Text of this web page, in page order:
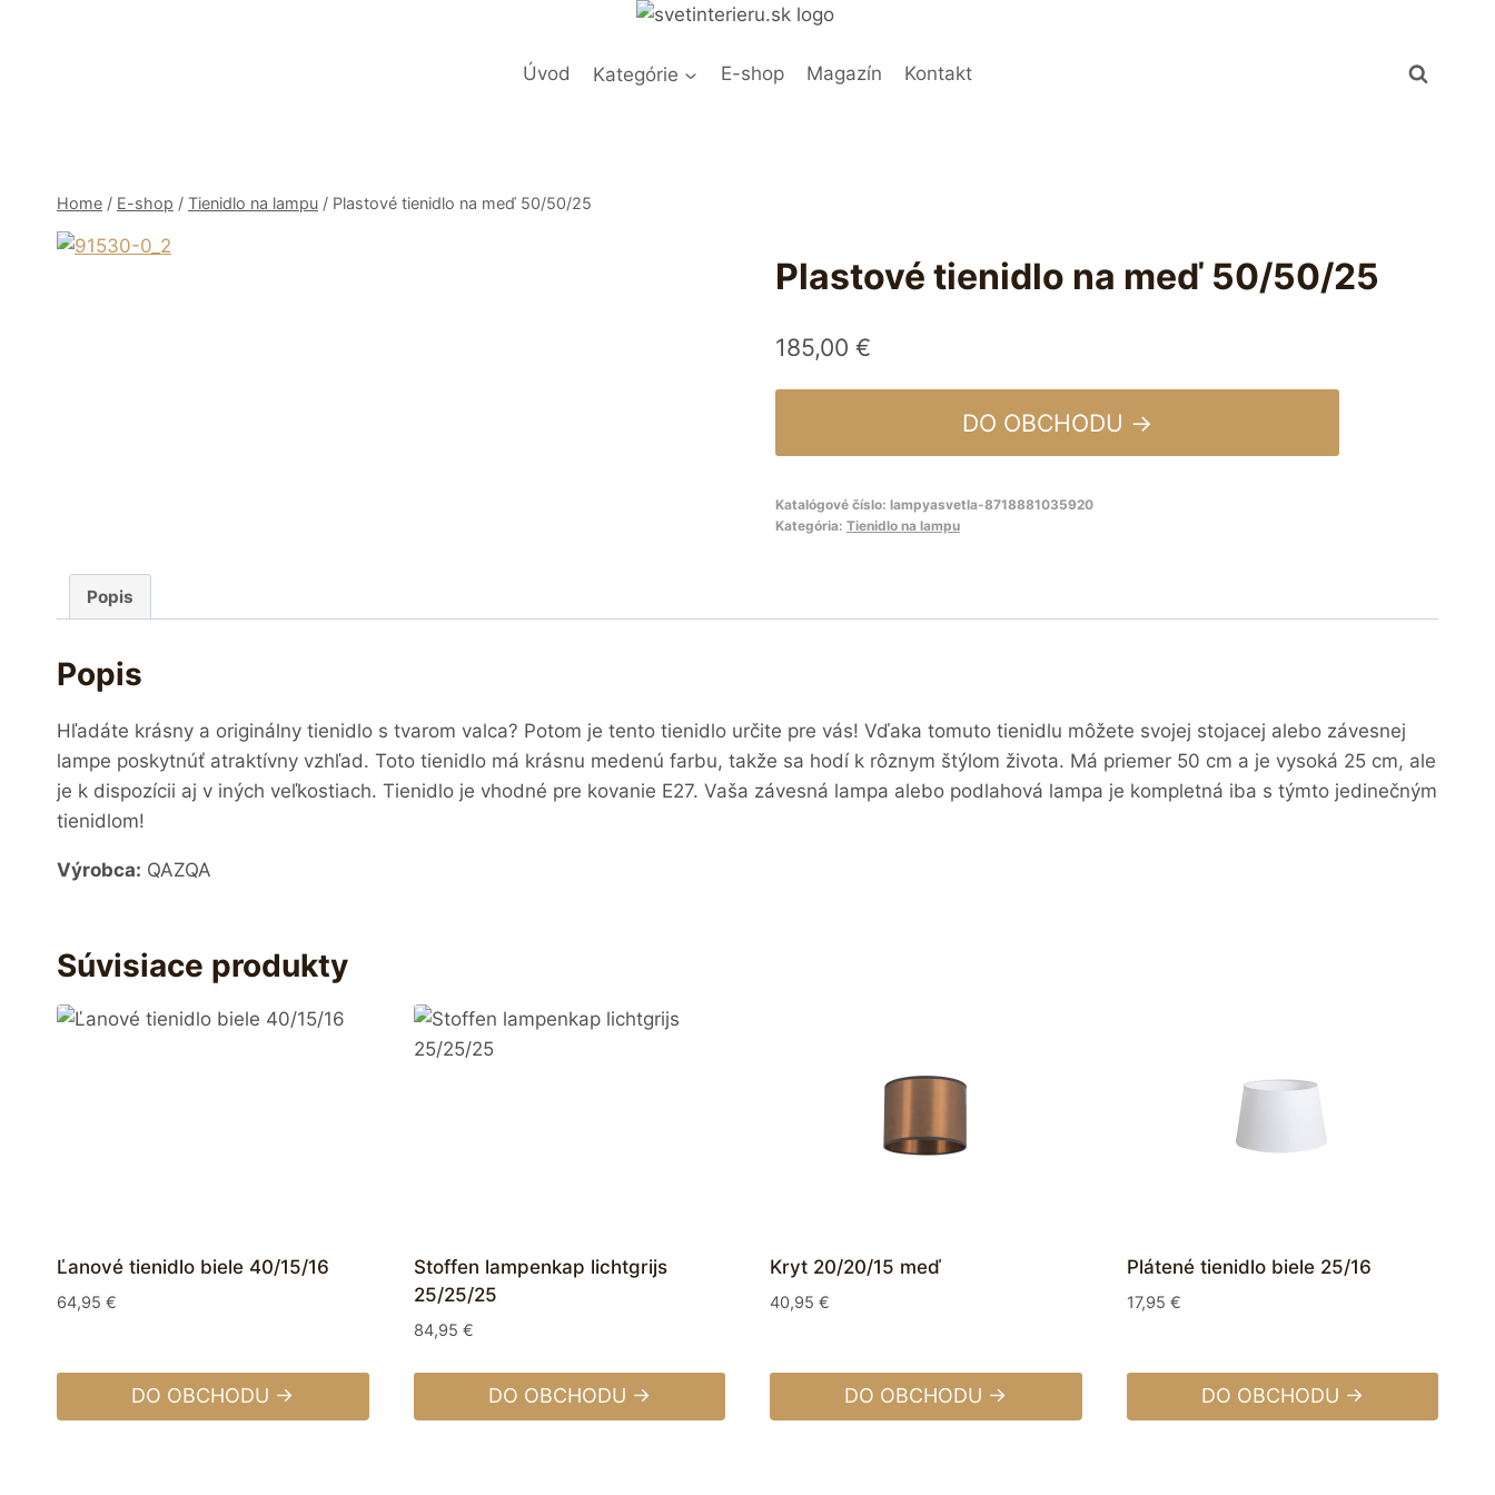
Úvod Kategórie E-shop Magazín Kontakt
Home / E-shop / Tienidlo na lampu / Plastové tienidlo na meď 50/50/25
Plastové tienidlo na meď 50/50/25
185,00 €
DO OBCHODU →
Katalógové číslo: lampyasvetla-8718881035920
Kategória: Tienidlo na lampu
Popis
Popis
Hľadáte krásny a originálny tienidlo s tvarom valca? Potom je tento tienidlo určite pre vás! Vďaka tomuto tienidlu môžete svojej stojacej alebo závesnej
lampe poskytnúť atraktívny vzhľad. Toto tienidlo má krásnu medenú farbu, takže sa hodí k rôznym štýlom života. Má priemer 50 cm a je vysoká 25 cm, ale
je k dispozícii aj v iných veľkostiach. Tienidlo je vhodné pre kovanie E27. Vaša závesná lampa alebo podlahová lampa je kompletná iba s týmto jedinečným
tienidlom!
Výrobca: QAZQA
Súvisiace produkty
Ľanové tienidlo biele 40/15/16
64,95 €
DO OBCHODU →
Stoffen lampenkap lichtgrijs
25/25/25
84,95 €
DO OBCHODU →
Kryt 20/20/15 meď
40,95 €
DO OBCHODU →
Plátené tienidlo biele 25/16
17,95 €
DO OBCHODU →